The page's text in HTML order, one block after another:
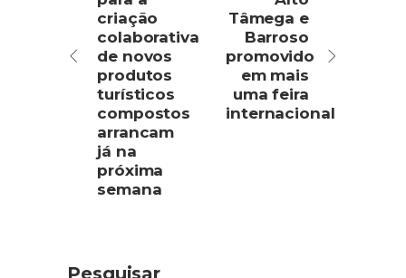
criação
colaborativa
de novos
produtos
turísticos
compostos
arrancam
já na
próxima
semana
Tâmega e
Barroso
promovido
em mais
uma feira
internacional
Pesquisar